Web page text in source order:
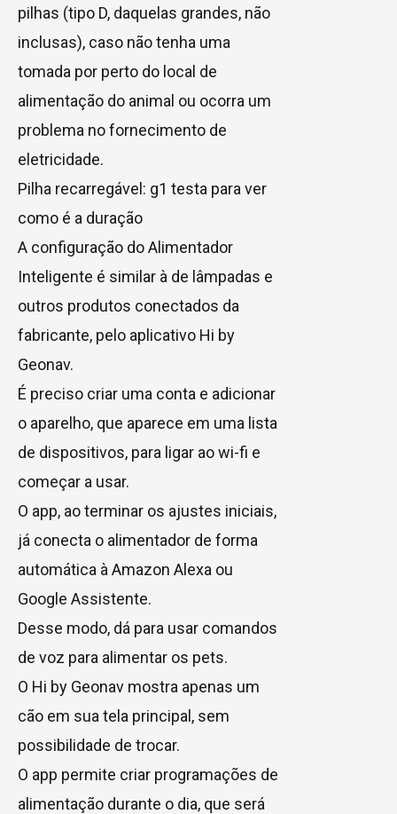
pilhas (tipo D, daquelas grandes, não
inclusas), caso não tenha uma
tomada por perto do local de
alimentação do animal ou ocorra um
problema no fornecimento de
eletricidade.
Pilha recarregável: g1 testa para ver
como é a duração
A configuração do Alimentador
Inteligente é similar à de lâmpadas e
outros produtos conectados da
fabricante, pelo aplicativo Hi by
Geonav.
É preciso criar uma conta e adicionar
o aparelho, que aparece em uma lista
de dispositivos, para ligar ao wi-fi e
começar a usar.
O app, ao terminar os ajustes iniciais,
já conecta o alimentador de forma
automática à Amazon Alexa ou
Google Assistente.
Desse modo, dá para usar comandos
de voz para alimentar os pets.
O Hi by Geonav mostra apenas um
cão em sua tela principal, sem
possibilidade de trocar.
O app permite criar programações de
alimentação durante o dia, que será